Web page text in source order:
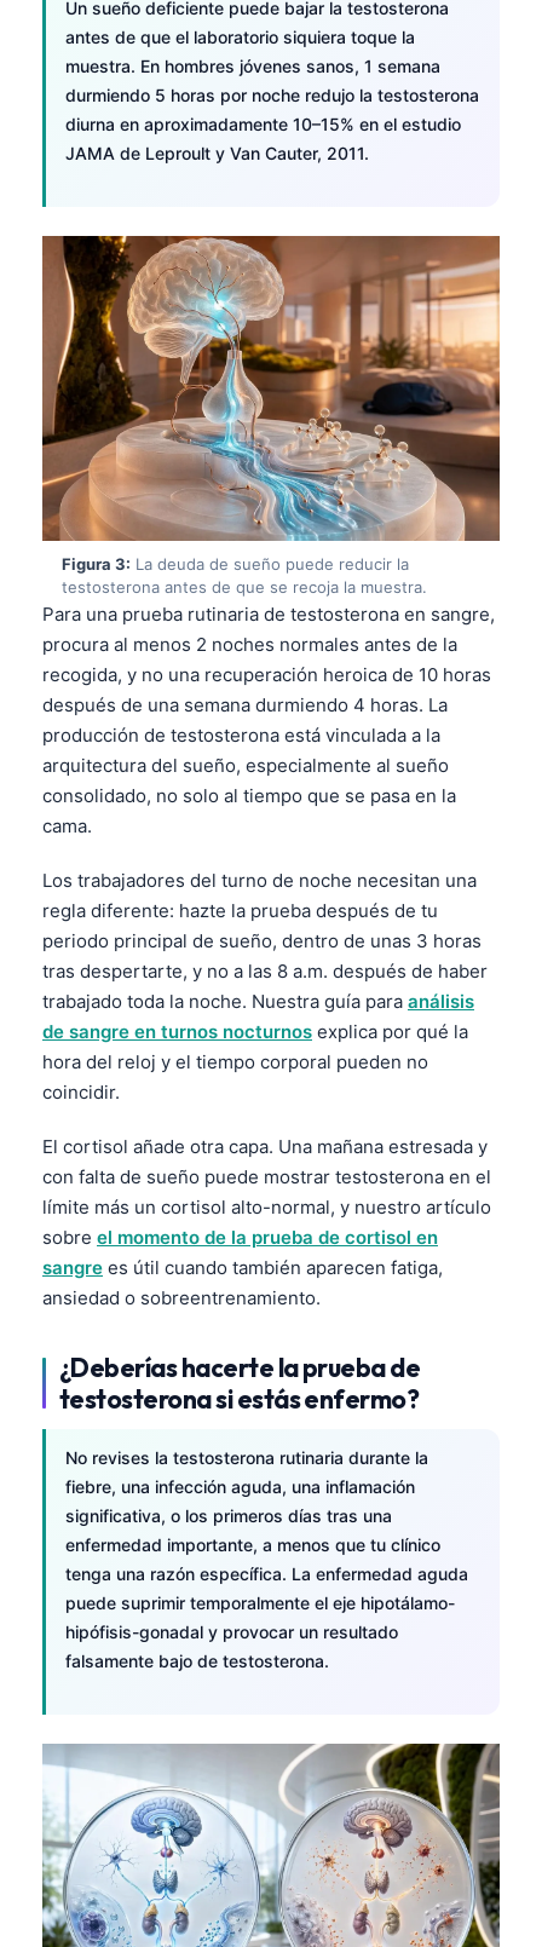
Un sueño deficiente puede bajar la testosterona
antes de que el laboratorio siquiera toque la
muestra. En hombres jóvenes sanos, 1 semana
durmiendo 5 horas por noche redujo la testosterona
diurna en aproximadamente 10–15% en el estudio
JAMA de Leproult y Van Cauter, 2011.
Figura 3: La deuda de sueño puede reducir la
testosterona antes de que se recoja la muestra.
Para una prueba rutinaria de testosterona en sangre,
procura al menos 2 noches normales antes de la
recogida, y no una recuperación heroica de 10 horas
después de una semana durmiendo 4 horas. La
producción de testosterona está vinculada a la
arquitectura del sueño, especialmente al sueño
consolidado, no solo al tiempo que se pasa en la
cama.
Los trabajadores del turno de noche necesitan una
regla diferente: hazte la prueba después de tu
periodo principal de sueño, dentro de unas 3 horas
tras despertarte, y no a las 8 a.m. después de haber
trabajado toda la noche. Nuestra guía para análisis
de sangre en turnos nocturnos explica por qué la
hora del reloj y el tiempo corporal pueden no
coincidir.
El cortisol añade otra capa. Una mañana estresada y
con falta de sueño puede mostrar testosterona en el
límite más un cortisol alto-normal, y nuestro artículo
sobre el momento de la prueba de cortisol en
sangre es útil cuando también aparecen fatiga,
ansiedad o sobreentrenamiento.
¿Deberías hacerte la prueba de
testosterona si estás enfermo?
No revises la testosterona rutinaria durante la
fiebre, una infección aguda, una inflamación
significativa, o los primeros días tras una
enfermedad importante, a menos que tu clínico
tenga una razón específica. La enfermedad aguda
puede suprimir temporalmente el eje hipotálamo-
hipófisis-gonadal y provocar un resultado
falsamente bajo de testosterona.